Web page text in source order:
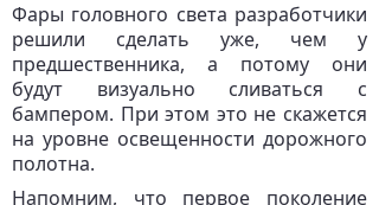
Фары головного света разработчики
решили сделать уже, чем у
предшественника, а потому они
будут визуально сливаться с
бампером. При этом это не скажется
на уровне освещенности дорожного
полотна.
Напомним, что первое поколение